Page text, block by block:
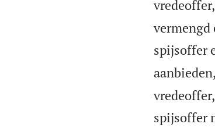
vredeoffer,
vermengd
spijsoffer
spijsoffer